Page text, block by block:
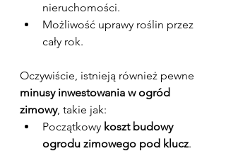
nieruchomości.
Możliwość uprawy roślin przez
cały rok.
Oczywiście, istnieją również pewne
minusy inwestowania w ogród
zimowy, takie jak:
Początkowy koszt budowy
ogrodu zimowego pod klucz.